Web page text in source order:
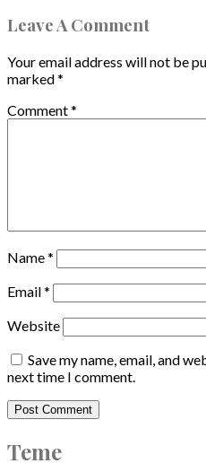
Leave A Comment
Your email address will not be
marked*
Comment*
Name*
Email*
Website
Save my name, email, and
next time I comment.
Teme